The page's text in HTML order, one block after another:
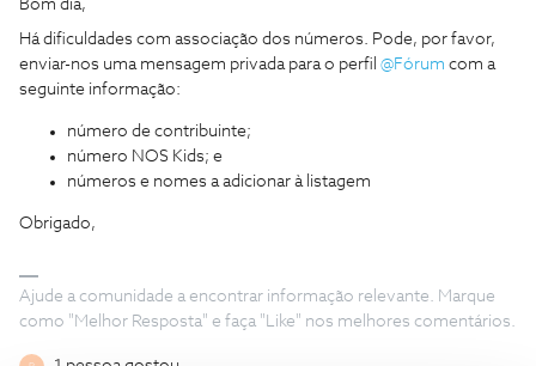
Bom dia,
Há dificuldades com associação dos números. Pode, por favor,
enviar-nos uma mensagem privada para o perfil ​ @Fórum com a
seguinte informação:
número de contribuinte;
número NOS Kids; e
números e nomes a adicionar à listagem
Obrigado,
Ajude a comunidade a encontrar informação relevante. Marque
como "Melhor Resposta" e faça "Like" nos melhores comentários.